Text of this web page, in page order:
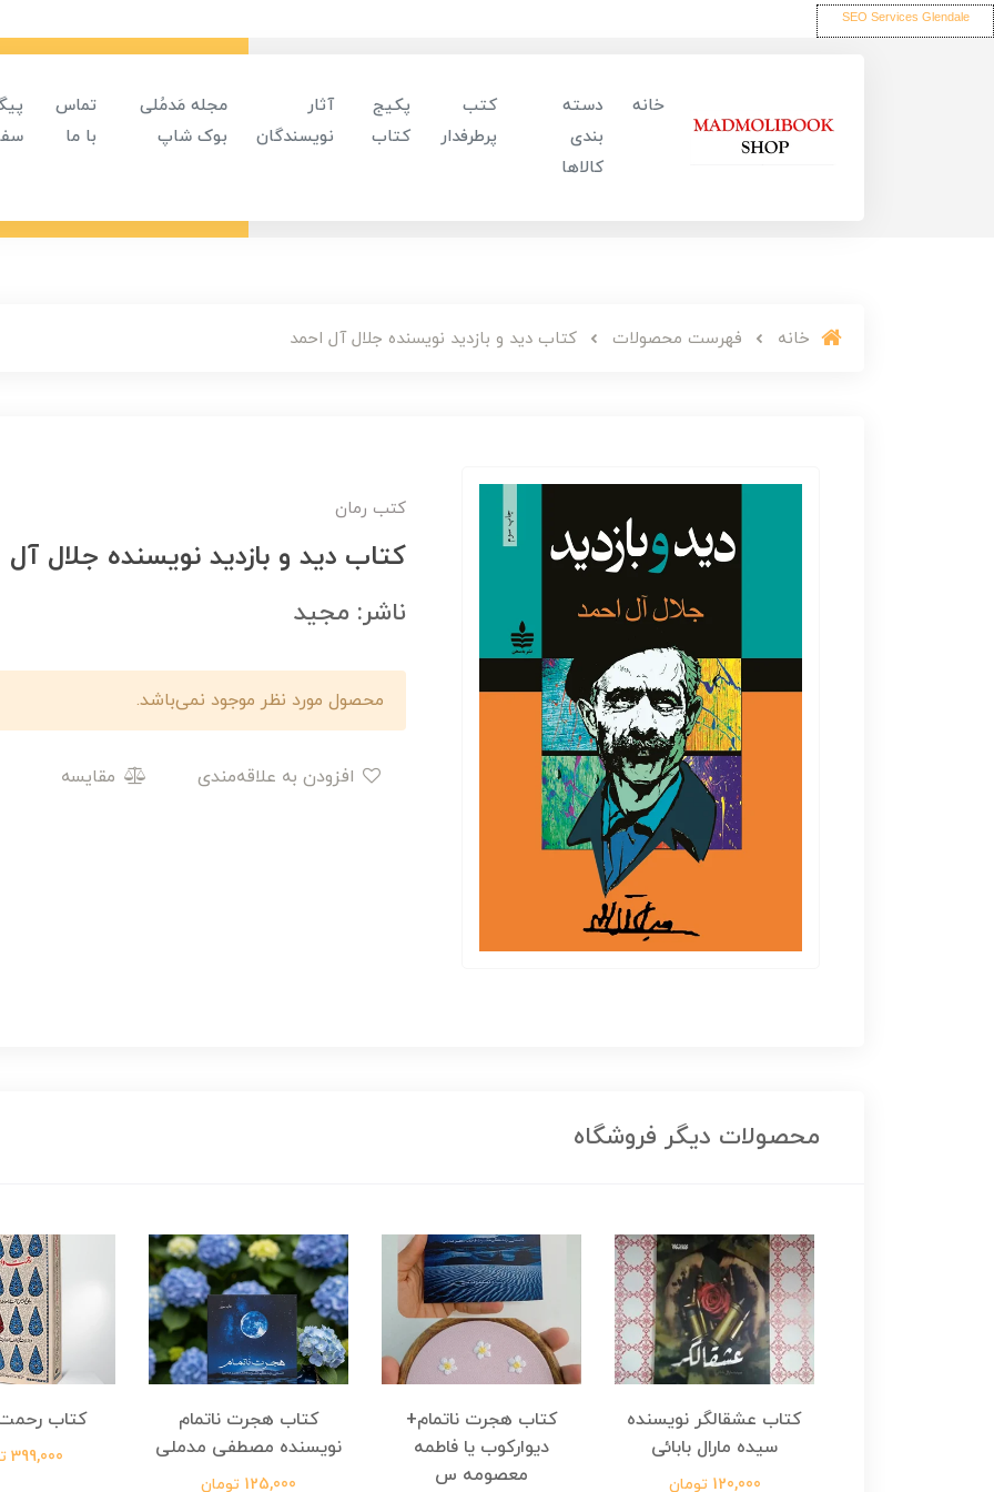
SEO Services Glendale
خانه
دسته
بندی
کالاها
کتب
پرطرفدار
پکیج
کتاب
آثار
نویسندگان
مجله مَدمُلی
بوک شاپ
تماس
با ما
خانه فهرست محصولات کتاب دید و بازدید نویسنده جلال آل احمد
کتب رمان
کتاب دید و بازدید نویسنده جلال
ناشر: مجید
محصول مورد نظر موجود نمی‌باشد.
مقایسه
محصولات دیگر فروشگاه
کتاب عشقالگر نویسنده
سیده مارال بابائی
120,000 تومان
کتاب هجرت ناتمام+
دیوارکوب یا فاطمه
معصومه س
کتاب هجرت ناتمام
نویسنده مصطفی مدملی
125,000 تومان
کتاب
399,000 تومان